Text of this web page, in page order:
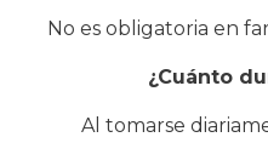
No es obligatoria en
¿Cuánto
Al tomarse